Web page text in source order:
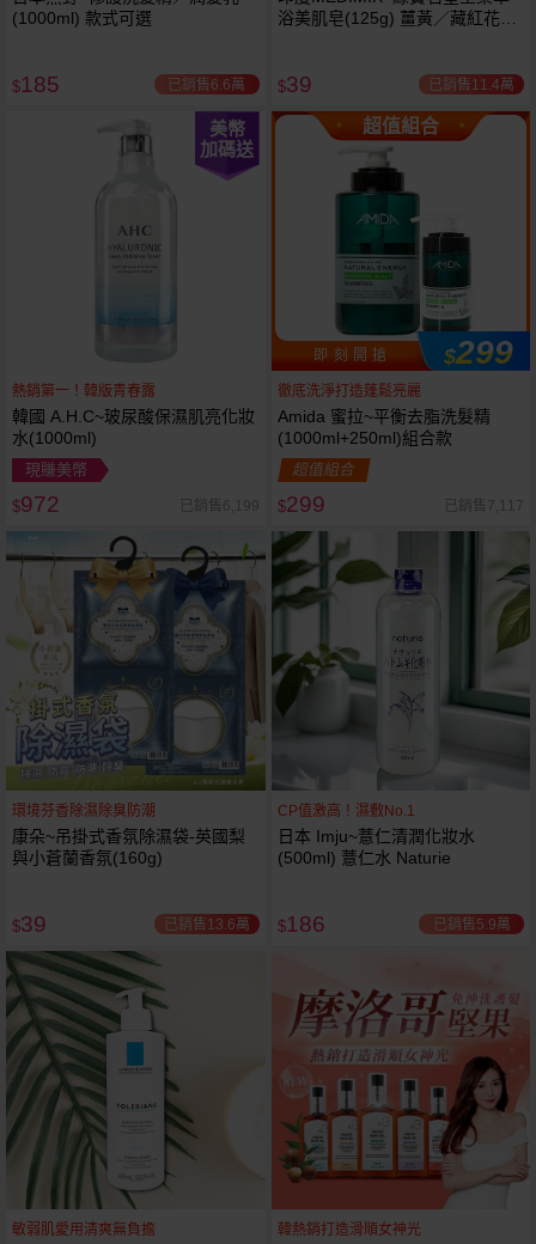
(1000ml) 款式可選
$185 已銷售6.6萬
浴美肌皂(125g) 薑黃／藏紅花／
$39 已銷售11.4萬
美幣
加碼送
熱銷第一！韓版青春露
韓國 A.H.C~玻尿酸保濕肌亮化妝
水(1000ml)
現賺美幣
$972 已銷售6,199
超值組合
即 刻 開 搶 $299
徹底洗淨打造蓬鬆亮麗
Amida 蜜拉~平衡去脂洗髮精
(1000ml+250ml)組合款
超值組合
$299 已銷售7,117
環境芬香除濕除臭防潮
康朵~吊掛式香氛除濕袋-英國梨
與小蒼蘭香氛(160g)
$39 已銷售13.6萬
CP值激高！濕敷No.1
日本 Imju~薏仁清潤化妝水
(500ml) 薏仁水 Naturie
$186 已銷售5.9萬
敏弱肌愛用清爽無負擔 韓熱銷打造滑順女神光